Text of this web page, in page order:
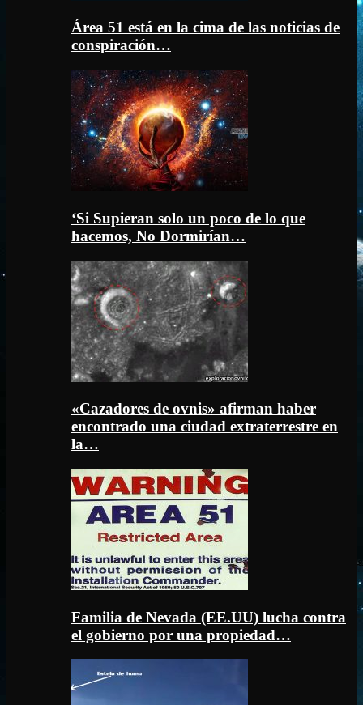
Área 51 está en la cima de las noticias de
conspiración…
‘Si Supieran solo un poco de lo que
hacemos, No Dormirían…
«Cazadores de ovnis» afirman haber
encontrado una ciudad extraterrestre en
la…
Familia de Nevada (EE.UU) lucha contra
el gobierno por una propiedad…